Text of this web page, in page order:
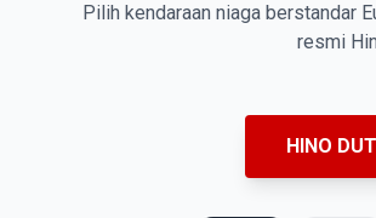
Pilih kendaraan niaga berstandar
resmi
HINO